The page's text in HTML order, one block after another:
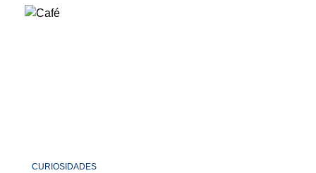
CURIOSIDADES